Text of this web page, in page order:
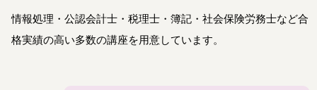
情報処理・公認会計士・税理士・簿記・社会保険労務士など合
格実績の高い多数の講座を用意しています。